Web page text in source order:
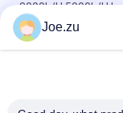
3000L/H 5000L/H
Serie
Ionpure CEDI LX-Z
Joe.zu